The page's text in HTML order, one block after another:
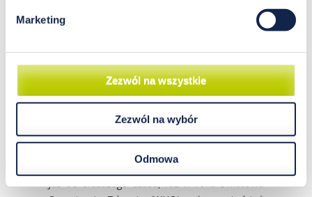
Marketing
Zezwól na wszystkie
Zezwól na wybór
Odmowa
Głód jakościowy znamieniem
naszej cywilizacji